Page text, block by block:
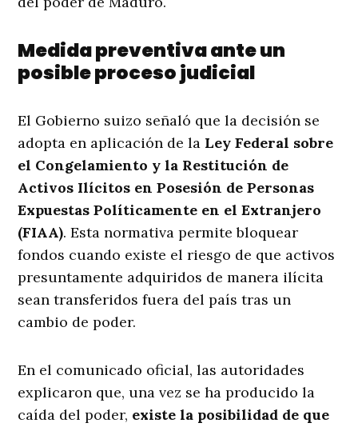
Medida preventiva ante un
posible proceso judicial
El Gobierno suizo señaló que la decisión se
adopta en aplicación de la Ley Federal sobre
el Congelamiento y la Restitución de
Activos Ilícitos en Posesión de Personas
Expuestas Políticamente en el Extranjero
(FIAA). Esta normativa permite bloquear
fondos cuando existe el riesgo de que activos
presuntamente adquiridos de manera ilícita
sean transferidos fuera del país tras un
cambio de poder.
En el comunicado oficial, las autoridades
explicaron que, una vez se ha producido la
caída del poder, existe la posibilidad de que